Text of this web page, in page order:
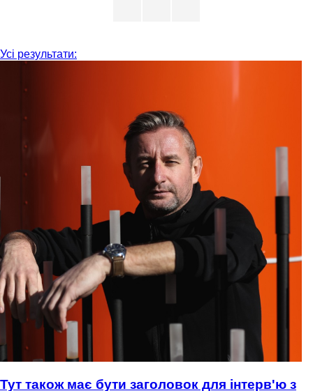
Усі результати:
Тут також має бути заголовок для інтерв'ю з